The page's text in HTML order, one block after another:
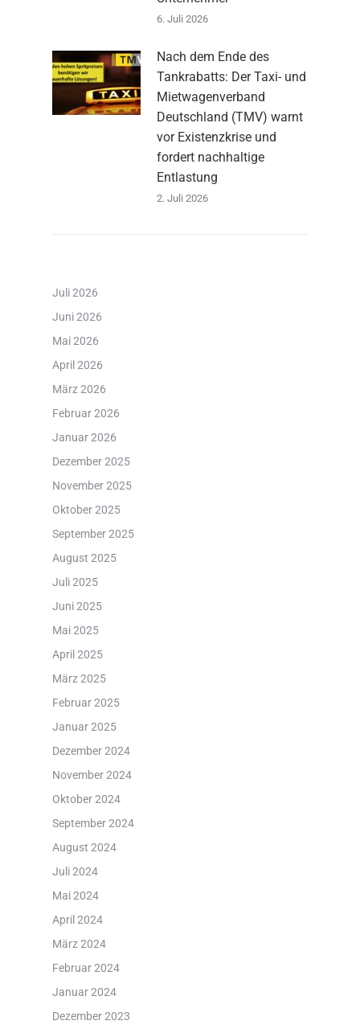
6. Juli 2026
Nach dem Ende des
Tankrabatts: Der Taxi- und
Mietwagenverband
Deutschland (TMV) warnt
vor Existenzkrise und
fordert nachhaltige
Entlastung
2. Juli 2026
Juli 2026
Juni 2026
Mai 2026
April 2026
März 2026
Februar 2026
Januar 2026
Dezember 2025
November 2025
Oktober 2025
September 2025
August 2025
Juli 2025
Juni 2025
Mai 2025
April 2025
März 2025
Februar 2025
Januar 2025
Dezember 2024
November 2024
Oktober 2024
September 2024
August 2024
Juli 2024
Mai 2024
April 2024
März 2024
Februar 2024
Januar 2024
Dezember 2023